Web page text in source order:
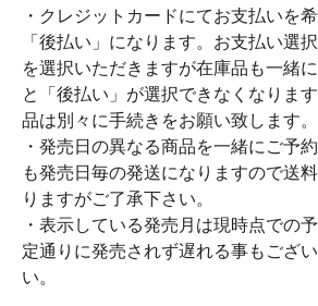
・クレジットカードにてお支払いを
「後払い」になります。お支払い選
を選択いただきますが在庫品も一緒
と「後払い」が選択できなくなりま
品は別々に手続きをお願い致します。
・発売日の異なる商品を一緒にご予
も発売日毎の発送になりますので送
りますがご了承下さい。
・表示している発売月は現時点での
定通りに発売されず遅れる事もござ
い。